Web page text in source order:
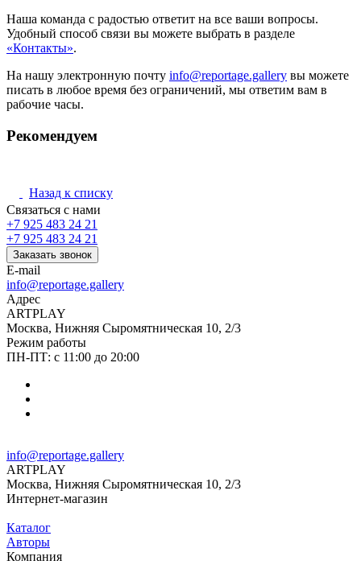
Наша команда с радостью ответит на все ваши вопросы.
Удобный способ связи вы можете выбрать в разделе
«Контакты».
На нашу электронную почту info@reportage.gallery вы можете
писать в любое время без ограничений, мы ответим вам в
рабочие часы.
Рекомендуем
Назад к списку
Связаться с нами
+7 925 483 24 21
+7 925 483 24 21
Заказать звонок
E-mail
info@reportage.gallery
Адрес
ARTPLAY
Москва, Нижняя Сыромятническая 10, 2/3
Режим работы
ПН-ПТ: с 11:00 до 20:00
info@reportage.gallery
ARTPLAY
Москва, Нижняя Сыромятническая 10, 2/3
Интернет-магазин
Каталог
Авторы
Компания